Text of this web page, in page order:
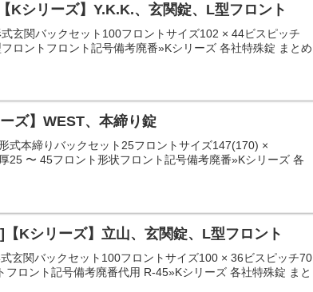
Kシリーズ】Y.K.K.、玄関錠、L型フロント
玄関バックセット100フロントサイズ102 × 44ビスピッチ
ロントフロント記号備考廃番»Kシリーズ 各社特殊錠 まとめ
ズ】WEST、本締り錠
式本締りバックセット25フロントサイズ147(170) ×
25 〜 45フロント形状フロント記号備考廃番»Kシリーズ 各
【Kシリーズ】立山、玄関錠、L型フロント
玄関バックセット100フロントサイズ100 × 36ビスピッチ70
フロント記号備考廃番代用 R-45»Kシリーズ 各社特殊錠 まと